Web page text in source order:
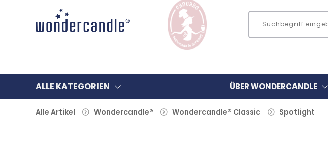
ALLE KATEGORIEN ÜBER WONDERCANDLE
Alle Artikel Wondercandle® Wondercandle® Classic Spotlight